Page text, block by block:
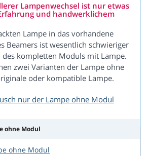
Lampenwechsel ist nur etwas
und handwerklichem
Lampe in das vorhandene
Beamers ist wesentlich schwieriger
des kompletten Moduls mit Lampe.
zwei Varianten der Lampe ohne
oder kompatible Lampe.
nur der Lampe ohne Modul
ohne Modul
ohne Modul